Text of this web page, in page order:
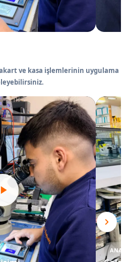
ve kasa işlemlerinin uygulama